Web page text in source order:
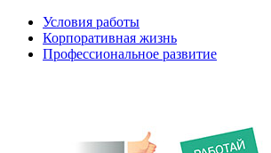
Условия работы
Корпоративная жизнь
Профессиональное развитие